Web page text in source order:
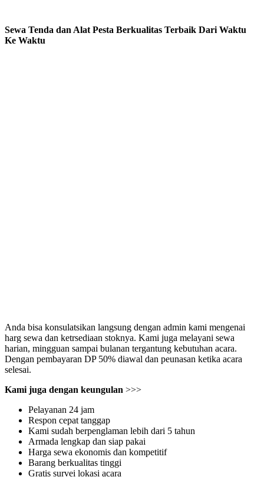
Sewa Tenda dan Alat Pesta Berkualitas Terbaik Dari Waktu
Ke Waktu
Anda bisa konsulatsikan langsung dengan admin kami mengenai
harg sewa dan ketrsediaan stoknya. Kami juga melayani sewa
harian, mingguan sampai bulanan tergantung kebutuhan acara.
Dengan pembayaran DP 50% diawal dan peunasan ketika acara
selesai.
Kami juga dengan keungulan >>>
Pelayanan 24 jam
Respon cepat tanggap
Kami sudah berpenglaman lebih dari 5 tahun
Armada lengkap dan siap pakai
Harga sewa ekonomis dan kompetitif
Barang berkualitas tinggi
Gratis survei lokasi acara